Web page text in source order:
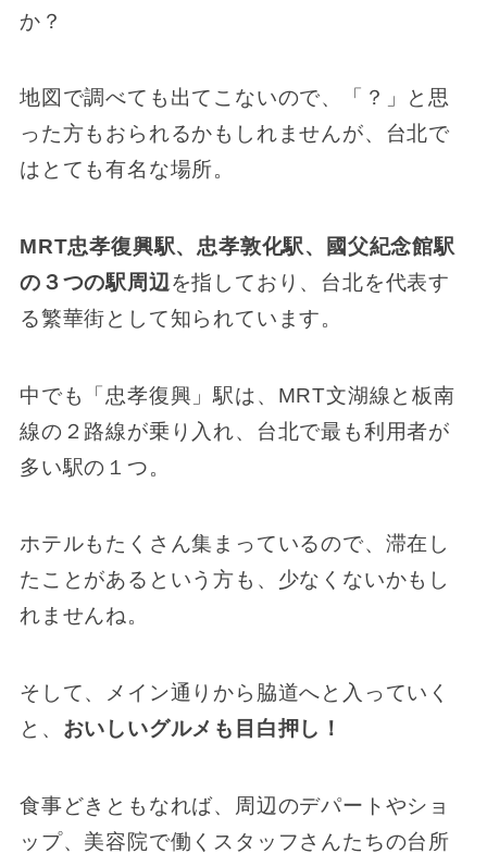
か？
地図で調べても出てこないので、「？」と思
った方もおられるかもしれませんが、台北で
はとても有名な場所。
MRT忠孝復興駅、忠孝敦化駅、國父紀念館駅
の３つの駅周辺を指しており、台北を代表す
る繁華街として知られています。
中でも「忠孝復興」駅は、MRT文湖線と板南
線の２路線が乗り入れ、台北で最も利用者が
多い駅の１つ。
ホテルもたくさん集まっているので、滞在し
たことがあるという方も、少なくないかもし
れませんね。
そして、メイン通りから脇道へと入っていく
と、 おいしいグルメも目白押し！
食事どきともなれば、周辺のデパートやショ
ップ、美容院で働くスタッフさんたちの台所